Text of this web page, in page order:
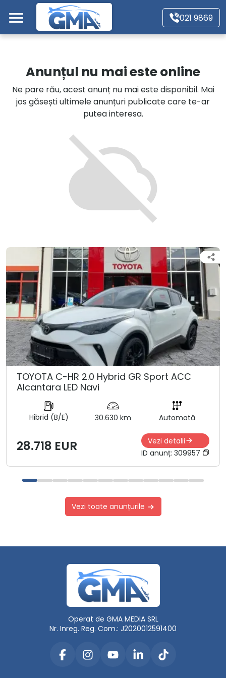
Mergi direct la conținutul principal
021 9869
Autoturisme
Motociclete
Autoutilitare
Alte tipuri vehicule
Anunțul nu mai este online
Ne pare rău, acest anunț nu mai este disponibil. Mai
jos găsești ultimele anunțuri publicate care te-ar
putea interesa.
TOYOTA C-HR 2.0 Hybrid GR Sport ACC
Alcantara LED Navi
Hibrid (B/E) 30.630 km Automată
28.718 EUR
Vezi detalii
ID anunț: 309957
Vezi toate anunțurile
Operat de GMA MEDIA SRL
Nr. Inreg. Reg. Com.: J2020012591400